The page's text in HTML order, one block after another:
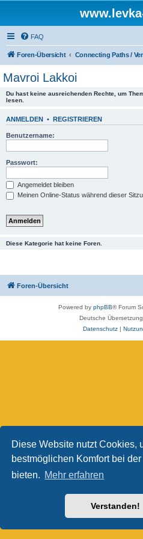
Diese Website nutzt Cookies,
bestmöglichen Komfort bei
bieten. Mehr erfahren
Verstanden!
FAQ
Foren-Übersicht Connecting Paths /
Mavroi Lakkoi
Du hast keine ausreichenden Rechte, um
lesen.
ANMELDEN • REGISTRIEREN
Benutzername:
Passwort:
Angemeldet bleiben
Meinen Online-Status während dieser
Diese Kategorie hat keine Foren.
Foren-Übersicht
Powered by phpBB® Forum
Deutsche
Datenschutz|